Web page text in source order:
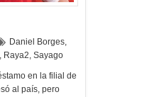
Daniel Borges,
, Raya2, Sayago
en la filial de
al país, pero